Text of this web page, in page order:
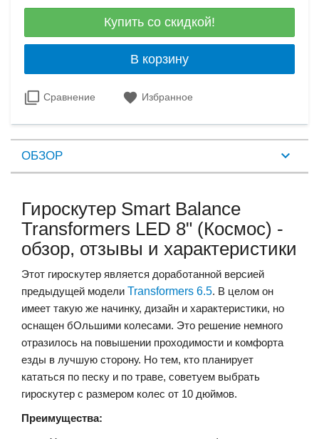
Купить со скидкой!
В корзину
Сравнение Избранное
ОБЗОР
Гироскутер Smart Balance
Transformers LED 8" (Космос) -
обзор, отзывы и характеристики
Этот гироскутер является доработанной версией
предыдущей модели Transformers 6.5. В целом он
имеет такую же начинку, дизайн и характеристики, но
оснащен бОльшими колесами. Это решение немного
отразилось на повышении проходимости и комфорта
езды в лучшую сторону. Но тем, кто планирует
кататься по песку и по траве, советуем выбрать
гироскутер с размером колес от 10 дюймов.
Преимущества: